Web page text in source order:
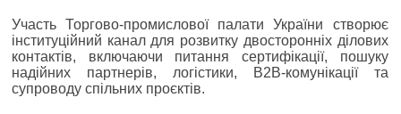
Участь Торгово-промислової палати України створює
інституційний канал для розвитку двосторонніх ділових
контактів, включаючи питання сертифікації, пошуку
надійних партнерів, логістики, B2B-комунікації та
супроводу спільних проєктів.